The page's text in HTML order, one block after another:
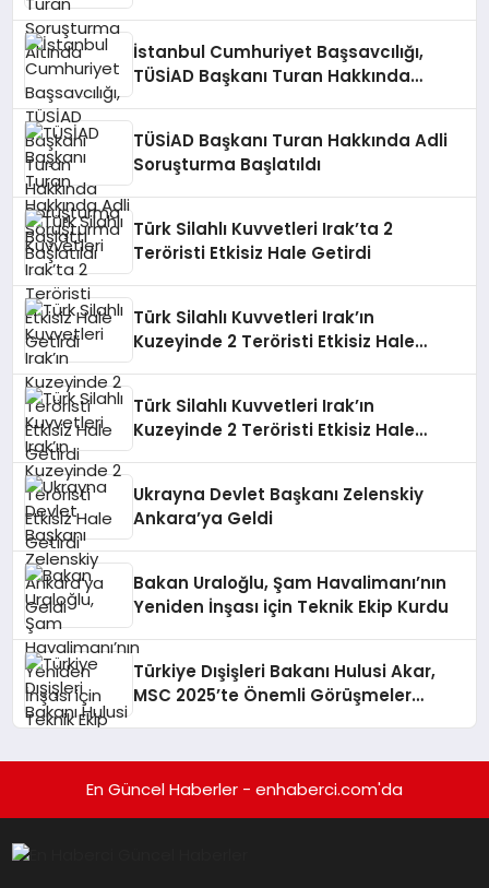
İstanbul Cumhuriyet Başsavcılığı,
TÜSİAD Başkanı Turan Hakkında
TÜSİAD Başkanı Turan Hakkında Adli
Soruşturma Başlatıldı
Türk Silahlı Kuvvetleri Irak’ta 2
Teröristi Etkisiz Hale Getirdi
Türk Silahlı Kuvvetleri Irak’ın
Kuzeyinde 2 Teröristi Etkisiz Hale
Türk Silahlı Kuvvetleri Irak’ın
Kuzeyinde 2 Teröristi Etkisiz Hale
Ukrayna Devlet Başkanı Zelenskiy
Ankara’ya Geldi
Bakan Uraloğlu, Şam Havalimanı’nın
Yeniden İnşası için Teknik Ekip Kurdu
Türkiye Dışişleri Bakanı Hulusi Akar,
MSC 2025’te Önemli Görüşmeler
En Güncel Haberler - enhaberci.com'da